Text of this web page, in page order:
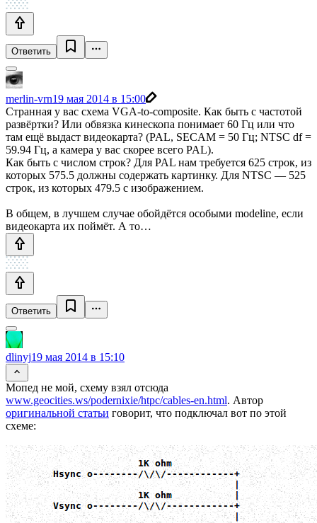
Ответить
merlin-vrn19 мая 2014 в 15:00
Странная у вас схема VGA-to-composite. Как быть с частотой
развёртки? Или обвязка кинескопа понимает 60 Гц или что
там ещё выдаст видеокарта? (PAL, SECAM = 50 Гц; NTSC df =
59.94 Гц, а камера у вас скорее всего PAL).
Как быть с числом строк? Для PAL нам требуется 625 строк, из
которых 575.5 должны содержать картинку. Для NTSC — 525
строк, из которых 479.5 с изображением.
В общем, в лучшем случае обойдётся особыми modeline, если
видеокарта их поймёт. А то…
Ответить
dlinyj19 мая 2014 в 15:10
Мопед не мой, схему взял отсюда
www.geocities.ws/podernixie/htpc/cables-en.html. Автор
оригинальной статьи говорит, что подключал вот по этой
схеме: